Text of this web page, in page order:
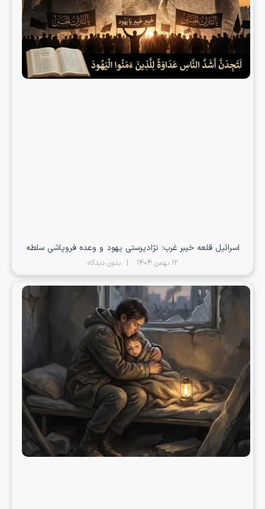
اسرائیل قلعه خیبر غرب؛ نژادپرستی یهود و وعده فروپاشی سلطه
12 بهمن 1404 بدون دیدگاه